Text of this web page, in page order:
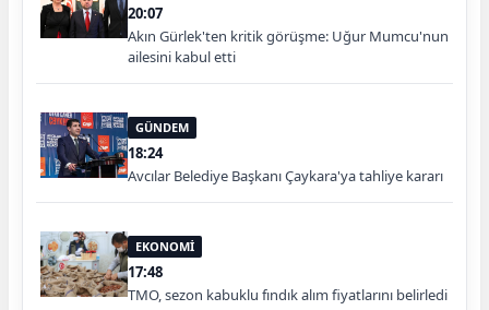
20:07
Akın Gürlek'ten kritik görüşme: Uğur Mumcu'nun
ailesini kabul etti
GÜNDEM
18:24
Avcılar Belediye Başkanı Çaykara'ya tahliye kararı
EKONOMİ
17:48
TMO, sezon kabuklu fındık alım fiyatlarını belirledi